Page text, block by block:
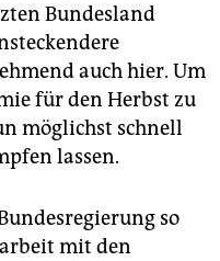
Bundesland
auch hier. Um
für den Herbst zu
möglichst schnell
lassen.
so
mit den